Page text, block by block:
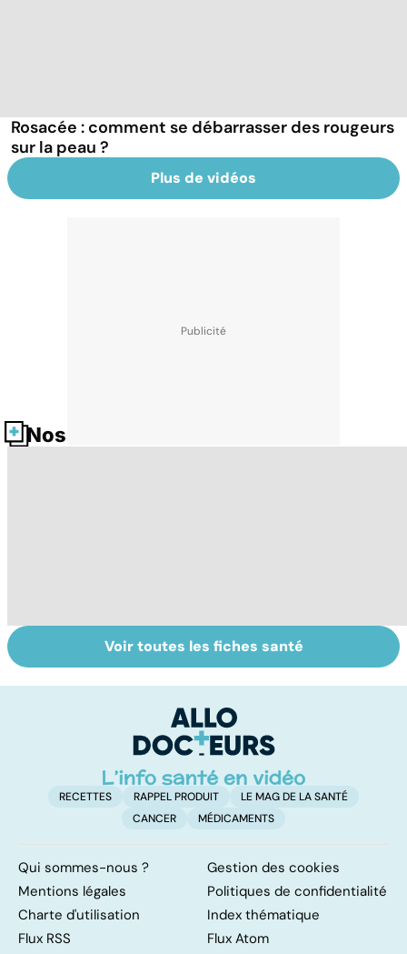
Rosacée : comment se débarrasser des rougeurs
sur la peau ?
Plus de vidéos
Nos fiches santé
Tout savoir sur le
cerveau
Staphylocoque
doré : une
surveillance
Voir toutes les fiches santé
RECETTES RAPPEL PRODUIT
LE MAG DE LA SANTÉ
CANCER
MÉDICAMENTS
Qui sommes-nous ?
Gestion des cookies
Mentions légales
Politiques de confidentialité
Charte d'utilisation
Index thématique
Flux RSS
Flux Atom